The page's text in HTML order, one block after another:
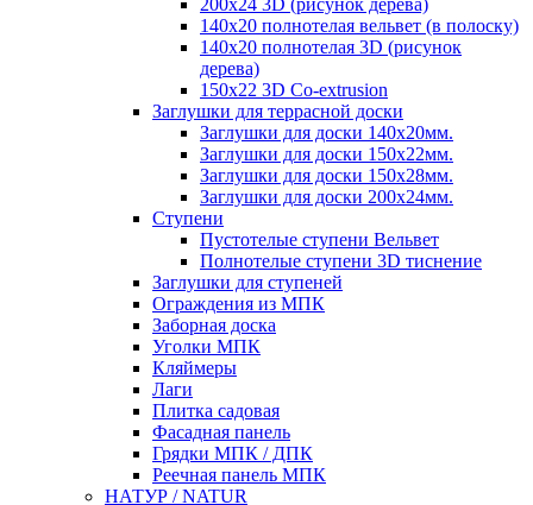
200x24 3D (рисунок дерева)
140x20 полнотелая вельвет (в полоску)
140x20 полнотелая 3D (рисунок
дерева)
150x22 3D Сo-extrusion
Заглушки для террасной доски
Заглушки для доски 140x20мм.
Заглушки для доски 150x22мм.
Заглушки для доски 150x28мм.
Заглушки для доски 200x24мм.
Ступени
Пустотелые ступени Вельвет
Полнотелые ступени 3D тиснение
Заглушки для ступеней
Ограждения из МПК
Заборная доска
Уголки МПК
Кляймеры
Лаги
Плитка садовая
Фасадная панель
Грядки МПК / ДПК
Реечная панель МПК
НАТУР / NATUR